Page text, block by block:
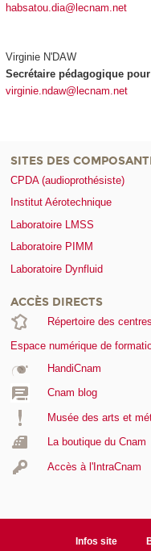
habsatou.dia@lecnam.net
Virginie N'DAW
Secrétaire pédagogique
virginie.ndaw@lecnam.net
SITES DES
CPDA (audioprothésiste)
Institut Aérotechnique
Laboratoire LMSS
Laboratoire PIMM
Laboratoire Dynfluid
ACCÈS DIRECTS
Répertoire des
Espace numérique de
HandiCnam
Cnam blog
Musée des arts et
La boutique du Cnam
Accès à l'IntraCnam
Infos site